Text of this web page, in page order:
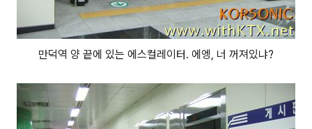
만덕역 양 끝에 있는 에스컬레이터. 에엥, 너 꺼져있냐?